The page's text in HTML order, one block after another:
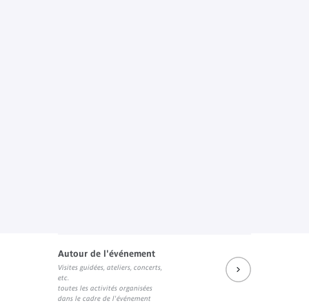
Autour de l'événement
Visites guidées, ateliers, concerts,
etc.
toutes les activités organisées
dans le cadre de l'événement